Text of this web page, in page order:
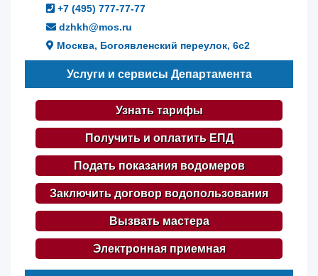
+7 (495) 777-77-77
dzhkh@mos.ru
Москва, Богоявленский переулок, 6с2
Услуги и сервисы Департамента
Узнать тарифы
Получить и оплатить ЕПД
Подать показания водомеров
Заключить договор водопользования
Вызвать мастера
Электронная приемная